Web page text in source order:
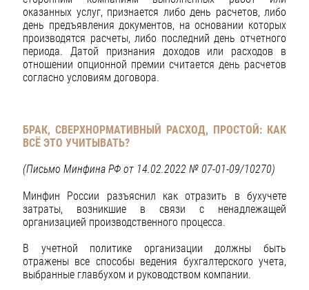
оказанных услуг, признается либо день расчетов, либо
день предъявления документов, на основании которых
производятся расчеты, либо последний день отчетного
периода. Датой признания доходов или расходов в
отношении опционной премии считается день расчетов
согласно условиям договора.
БРАК, СВЕРХНОРМАТИВНЫЙ РАСХОД, ПРОСТОЙ: КАК
ВСЁ ЭТО УЧИТЫВАТЬ?
(Письмо Минфина РФ от 14.02.2022 № 07-01-09/10270)
Минфин России разъяснил как отразить в бухучете
затраты, возникшие в связи с ненадлежащей
организацией производственного процесса.
В учетной политике организации должны быть
отражены все способы ведения бухгалтерского учета,
выбранные главбухом и руководством компании.